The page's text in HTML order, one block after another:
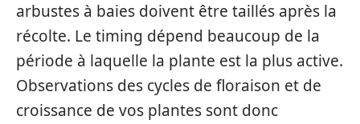
arbustes à baies doivent être taillés après la
récolte. Le timing dépend beaucoup de la
période à laquelle la plante est la plus active.
Observations des cycles de floraison et de
croissance de vos plantes sont donc